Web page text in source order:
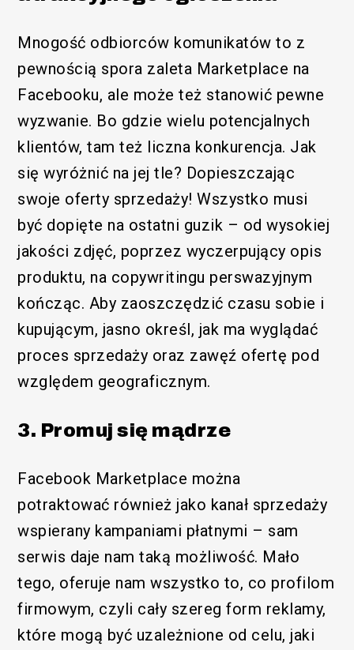
Mnogość odbiorców komunikatów to z
pewnością spora zaleta Marketplace na
Facebooku, ale może też stanowić pewne
wyzwanie. Bo gdzie wielu potencjalnych
klientów, tam też liczna konkurencja. Jak
się wyróżnić na jej tle? Dopieszczając
swoje oferty sprzedaży! Wszystko musi
być dopięte na ostatni guzik – od wysokiej
jakości zdjęć, poprzez wyczerpujący opis
produktu, na copywritingu perswazyjnym
kończąc. Aby zaoszczędzić czasu sobie i
kupującym, jasno określ, jak ma wyglądać
proces sprzedaży oraz zawęź ofertę pod
względem geograficznym.
3. Promuj się mądrze
Facebook Marketplace można
potraktować również jako kanał sprzedaży
wspierany kampaniami płatnymi – sam
serwis daje nam taką możliwość. Mało
tego, oferuje nam wszystko to, co profilom
firmowym, czyli cały szereg form reklamy,
które mogą być uzależnione od celu, jaki